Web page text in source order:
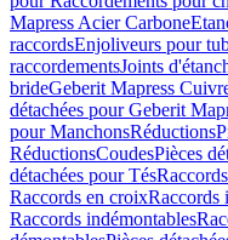
Mapress Acier Carbone
raccordsEnjoliveurs pour
raccordementsJoints
brideGeberit Mapress
détachées pour Geberit
pour ManchonsRéductions
RéductionsCoudesPièces
détachées pour Tés
Raccords en croixRaccords
Raccords indémontables